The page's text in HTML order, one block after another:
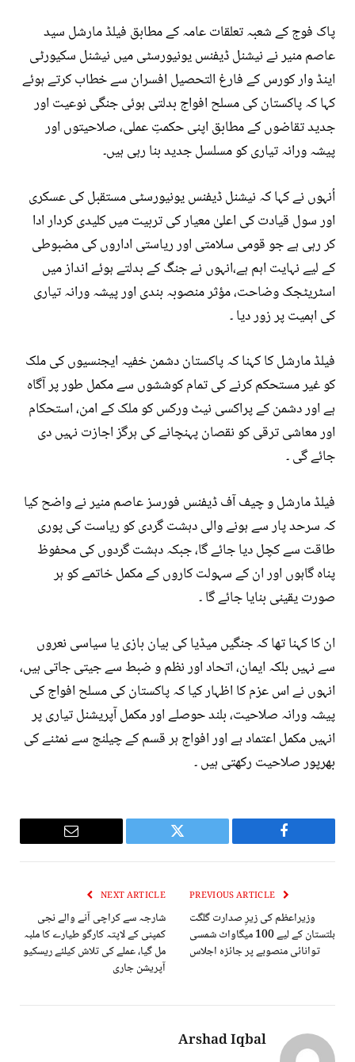
پاک فوج کے شعبہ تعلقات عامہ کے مطابق فیلڈ مارشل سید
عاصم منیر نے نیشنل ڈیفنس یونیورسٹی میں نیشنل سکیورٹی
اینڈ وار کورس کے فارغ التحصیل افسران سے خطاب کرتے ہوئے
کہا کہ پاکستان کی مسلح افواج بدلتی ہوئی جنگی نوعیت اور
جدید تقاضوں کے مطابق اپنی حکمتِ عملی، صلاحیتوں اور
پیشہ ورانہ تیاری کو مسلسل جدید بنا رہی ہیں۔
اُنہوں نے کہا کہ نیشنل ڈیفنس یونیورسٹی مستقبل کی عسکری
اور سول قیادت کی اعلیٰ معیار کی تربیت میں کلیدی کردار ادا
کر رہی ہے جو قومی سلامتی اور ریاستی اداروں کی مضبوطی
کے لیے نہایت اہم ہے،انہوں نے جنگ کے بدلتے ہوئے انداز میں
اسٹریٹجک وضاحت، مؤثر منصوبہ بندی اور پیشہ ورانہ تیاری
کی اہمیت پر زور دیا ۔
فیلڈ مارشل کا کہنا کہ پاکستان دشمن خفیہ ایجنسیوں کی ملک
کو غیر مستحکم کرنے کی تمام کوششوں سے مکمل طور پر آگاہ
ہے اور دشمن کے پراکسی نیٹ ورکس کو ملک کے امن، استحکام
اور معاشی ترقی کو نقصان پہنچانے کی ہرگز اجازت نہیں دی
جائے گی ۔
فیلڈ مارشل و چیف آف ڈیفنس فورسز عاصم منیر نے واضح کیا
کہ سرحد پار سے ہونے والی دہشت گردی کو ریاست کی پوری
طاقت سے کچل دیا جائے گا، جبکہ دہشت گردوں کی محفوظ
پناہ گاہوں اور ان کے سہولت کاروں کے مکمل خاتمے کو ہر
صورت یقینی بنایا جائے گا ۔
ان کا کہنا تھا کہ جنگیں میڈیا کی بیان بازی یا سیاسی نعروں
سے نہیں بلکہ ایمان، اتحاد اور نظم و ضبط سے جیتی جاتی ہیں،
انہوں نے اس عزم کا اظہار کیا کہ پاکستان کی مسلح افواج کی
پیشہ ورانہ صلاحیت، بلند حوصلے اور مکمل آپریشنل تیاری پر
انہیں مکمل اعتماد ہے اور افواج ہر قسم کے چیلنج سے نمٹنے کی
بھرپور صلاحیت رکھتی ہیں ۔
Facebook
Twitter
Email
وزیراعظم کی زیرِ صدارت گلگت
بلتستان کے لیے 100 میگاواٹ شمسی
توانائی منصوبے پر جائزہ اجلاس
NEXT ARTICLE
شارجہ سے کراچی آنے والے نجی
کمپنی کے لاپتہ کارگو طیارے کا ملبہ
مل گیا، عملے کی تلاش کیلئے ریسکیو
آپریشن جاری
Arshad Iqbal